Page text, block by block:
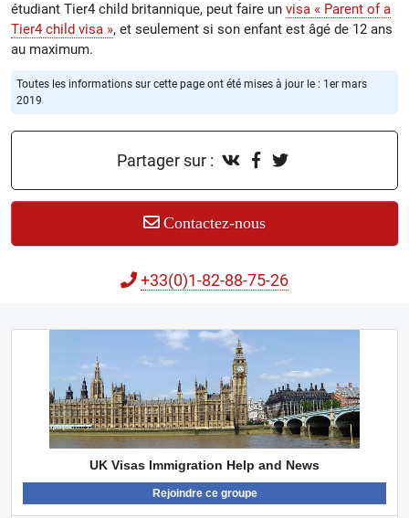
étudiant Tier4 child britannique, peut faire un visa « Parent of a
Tier4 child visa », et seulement si son enfant est âgé de 12 ans
au maximum.
Toutes les informations sur cette page ont été mises à jour le : 1er mars
2019
Partager sur :
Contactez-nous
+33(0)1-82-88-75-26
UK Visas Immigration Help and News
Rejoindre ce groupe